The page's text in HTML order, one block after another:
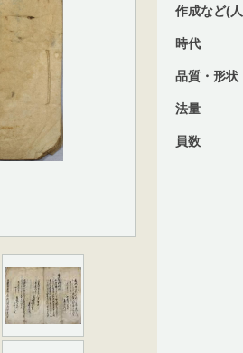
作成など(人
時代
品質・形状
法量
員数